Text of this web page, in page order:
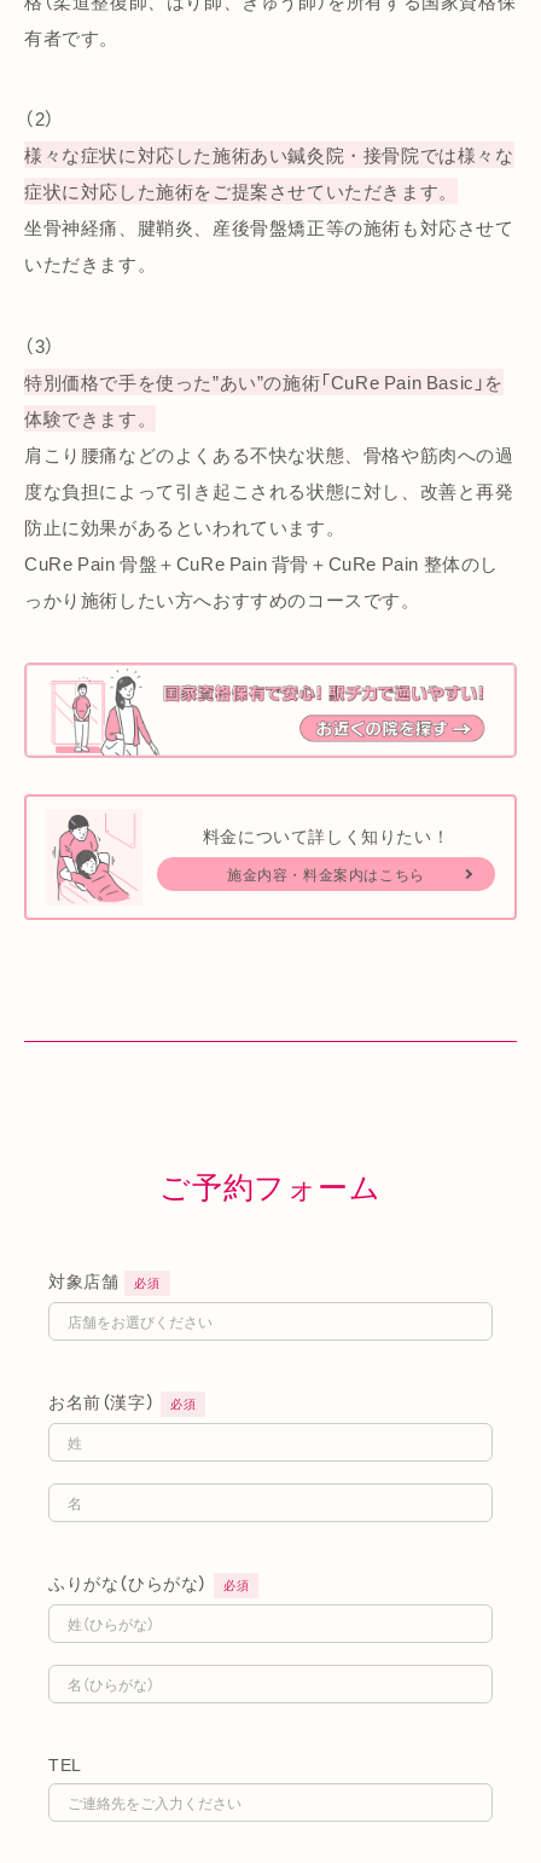
有者です。
（2）
様々な症状に対応した施術あい鍼灸院・接骨院では様々な
症状に対応した施術をご提案させていただきます。
坐骨神経痛、腱鞘炎、産後骨盤矯正等の施術も対応させて
いただきます。
（3）
特別価格で手を使った”あい”の施術「CuRe Pain Basic」を
体験できます。
肩こり腰痛などのよくある不快な状態、骨格や筋肉への過
度な負担によって引き起こされる状態に対し、改善と再発
防止に効果があるといわれています。
CuRe Pain 骨盤＋CuRe Pain 背骨＋CuRe Pain 整体のし
っかり施術したい方へおすすめのコースです。
料金について詳しく知りたい！
施金内容・料金案内はこちら
ご予約フォーム
対象店舗 必須
お名前（漢字） 必須
ふりがな（ひらがな） 必須
TEL